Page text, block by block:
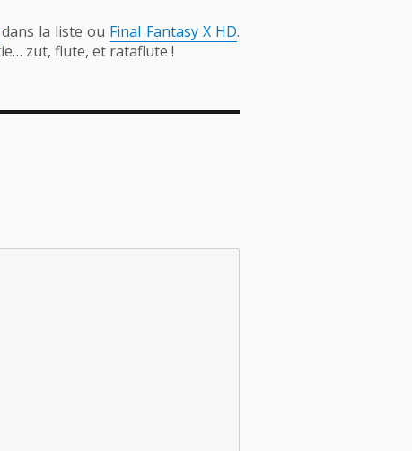
la liste ou Final Fantasy X HD.
zut, flute, et rataflute !